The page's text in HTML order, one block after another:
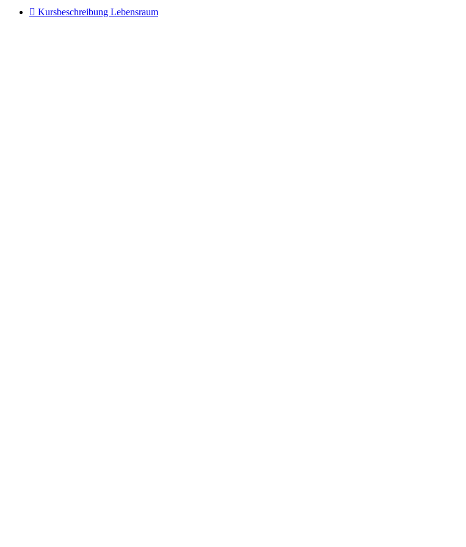
 Kursbeschreibung Lebensraum